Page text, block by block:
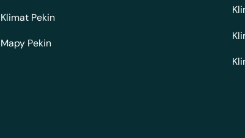
Klimat Pekin
Mapy Pekin